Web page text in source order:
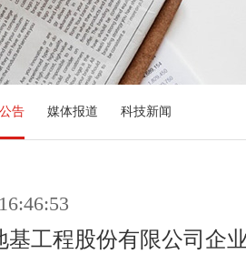
告 媒体报道 科技新闻
基工程股份有限公司企